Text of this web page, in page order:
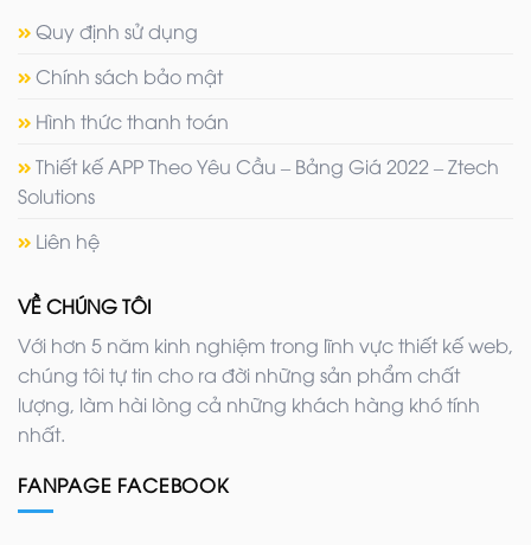
Quy định sử dụng
Chính sách bảo mật
Hình thức thanh toán
Thiết kế APP Theo Yêu Cầu – Bảng Giá 2022 – Ztech
Solutions
Liên hệ
VỀ CHÚNG TÔI
Với hơn 5 năm kinh nghiệm trong lĩnh vực thiết kế web,
chúng tôi tự tin cho ra đời những sản phẩm chất
lượng, làm hài lòng cả những khách hàng khó tính
nhất.
FANPAGE FACEBOOK